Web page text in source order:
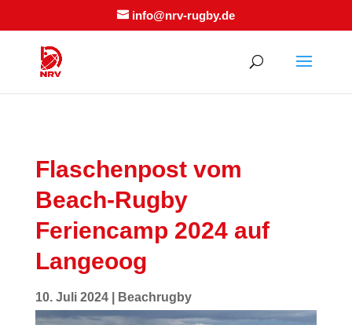
info@nrv-rugby.de
Flaschenpost vom
Beach-Rugby
Feriencamp 2024 auf
Langeoog
10. Juli 2024| Beachrugby